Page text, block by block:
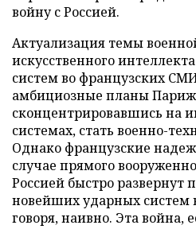
войну с Россией.
Актуализация темы
искусственного
систем во французских
амбициозные планы
сконцентрировавшись на
системах, стать военно-
Однако французские
случае прямого
Россией быстро развернут
новейших ударных систем
говоря, наивно. Эта война,